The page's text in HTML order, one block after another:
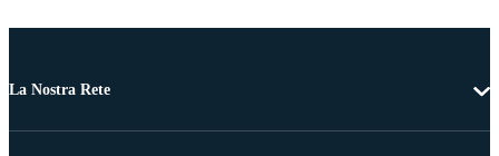
La Nostra Rete